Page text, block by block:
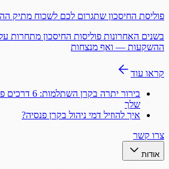
פוליסת החיסכון שתגרום לכם לשכוח מתיק
בשנים האחרונות פוליסות החיסכון מתחרות
ההשקעות — ואף מנצחות
קראו עוד
בירור יתרה
שלך
איך להוזיל דמי ניהול בקרן פנסיה?
צרו קשר
אודות